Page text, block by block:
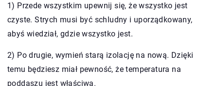
1) Przede wszystkim upewnij się, że wszystko jest
czyste. Strych musi być schludny i uporządkowany,
abyś wiedział, gdzie wszystko jest.
2) Po drugie, wymień starą izolację na nową. Dzięki
temu będziesz miał pewność, że temperatura na
poddaszu jest właściwa.